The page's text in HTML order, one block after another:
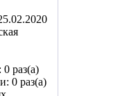
0 раз(а)
0 раз(а)